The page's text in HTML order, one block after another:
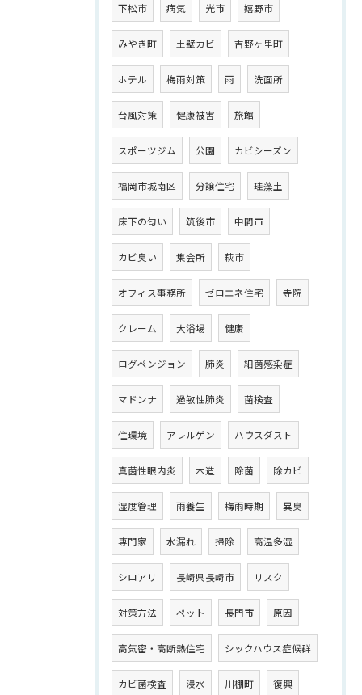
下松市 病気 光市 嬉野市
みやき町 土壁カビ 吉野ヶ里町
ホテル 梅雨対策 雨 洗面所
台風対策 健康被害 旅館
スポーツジム 公園 カビシーズン
福岡市城南区 分譲住宅 珪藻土
床下の匂い 筑後市 中間市
カビ臭い 集会所 萩市
オフィス事務所 ゼロエネ住宅 寺院
クレーム 大浴場 健康
ログペンジョン 肺炎 細菌感染症
マドンナ 過敏性肺炎 菌検査
住環境 アレルゲン ハウスダスト
真菌性眼内炎 木造 除菌 除カビ
湿度管理 雨養生 梅雨時期 異臭
専門家 水漏れ 掃除 高温多湿
シロアリ 長崎県長崎市 リスク
対策方法 ペット 長門市 原因
高気密・高断熱住宅 シックハウス症候群
カビ菌検査 浸水 川棚町 復興